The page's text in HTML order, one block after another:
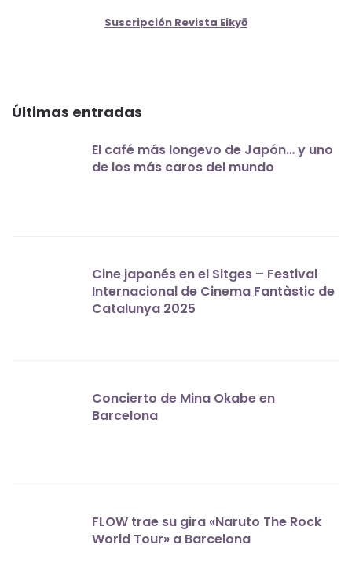
Suscripción Revista Eikyō
Últimas entradas
El café más longevo de Japón… y uno
de los más caros del mundo
Cine japonés en el Sitges – Festival
Internacional de Cinema Fantàstic de
Catalunya 2025
Concierto de Mina Okabe en
Barcelona
FLOW trae su gira «Naruto The Rock
World Tour» a Barcelona